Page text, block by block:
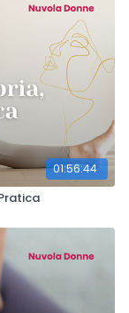
armonizzare il
+ una
finale.
01:56:44